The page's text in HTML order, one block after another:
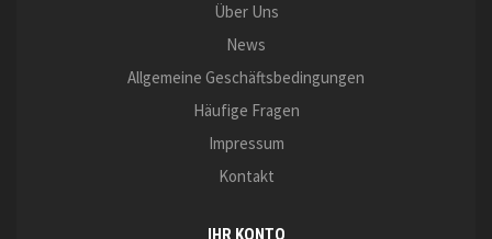
Über Uns
News
Allgemeine Geschäftsbedingungen
Häufige Fragen
Impressum
Kontakt
IHR KONTO